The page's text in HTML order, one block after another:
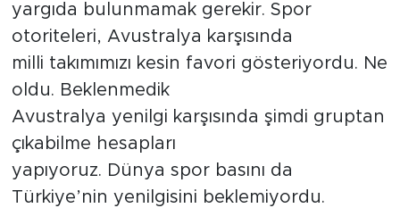
yargıda bulunmamak gerekir. Spor
otoriteleri, Avustralya karşısında
milli takımımızı kesin favori gösteriyordu. Ne
oldu. Beklenmedik
Avustralya yenilgi karşısında şimdi gruptan
çıkabilme hesapları
yapıyoruz. Dünya spor basını da
Türkiye’nin yenilgisini beklemiyordu.